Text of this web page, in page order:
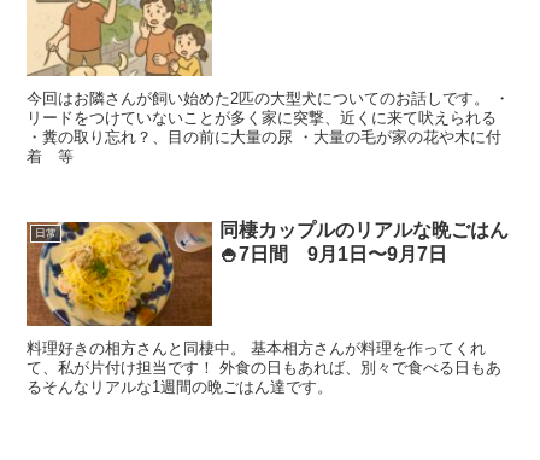
今回はお隣さんが飼い始めた2匹の大型犬についてのお話しです。 ・
リードをつけていないことが多く家に突撃、近くに来て吠えられる
・糞の取り忘れ？、目の前に大量の尿 ・大量の毛が家の花や木に付
着 等
日常
同棲カップルのリアルな晩ごはん
🍚7日間 9月1日〜9月7日
料理好きの相方さんと同棲中。 基本相方さんが料理を作ってくれ
て、私が片付け担当です！ 外食の日もあれば、別々で食べる日もあ
るそんなリアルな1週間の晩ごはん達です。